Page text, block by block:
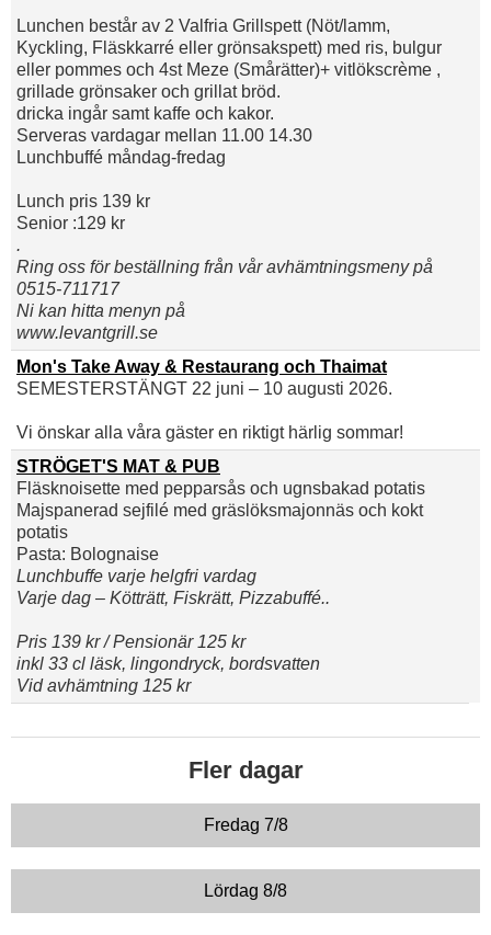
Lunchen består av 2 Valfria Grillspett (Nöt/lamm,
Kyckling, Fläskkarré eller grönsakspett) med ris, bulgur
eller pommes och 4st Meze (Smårätter)+ vitlökscrème ,
grillade grönsaker och grillat bröd.
dricka ingår samt kaffe och kakor.
Serveras vardagar mellan 11.00 14.30
Lunchbuffé måndag-fredag
Lunch pris 139 kr
Senior :129 kr
.
Ring oss för beställning från vår avhämtningsmeny på
0515-711717
Ni kan hitta menyn på
www.levantgrill.se
Mon's Take Away & Restaurang och Thaimat
SEMESTERSTÄNGT 22 juni – 10 augusti 2026.
Vi önskar alla våra gäster en riktigt härlig sommar!
STRÖGET'S MAT & PUB
Fläsknoisette med pepparsås och ugnsbakad potatis
Majspanerad sejfilé med gräslöksmajonnäs och kokt
potatis
Pasta: Bolognaise
Lunchbuffe varje helgfri vardag
Varje dag – Kötträtt, Fiskrätt, Pizzabuffé..
Pris 139 kr / Pensionär 125 kr
inkl 33 cl läsk, lingondryck, bordsvatten
Vid avhämtning 125 kr
Fler dagar
Fredag 7/8
Lördag 8/8